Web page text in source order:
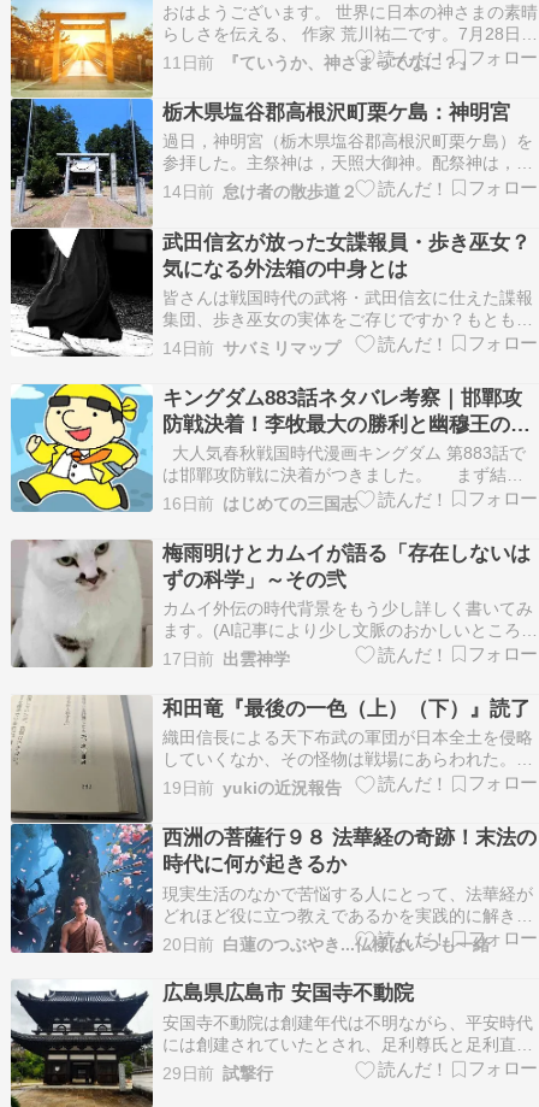
おはようございます。 世界に日本の神さまの素晴
らしさを伝える、 作家 荒川祐二です。7月28日ご
ろになると、全国各地で花火大会が開催され、本
格的な夏の訪れを感じる季節になります。 夜空い
っぱいに咲く大輪の花火は、人々の心を魅了し、
日本の夏を代表する風物詩として親しまれていま
す。…
11日前 『ていうか、神さまってなに？』
栃木県塩谷郡高根沢町栗ケ島：神明宮
過日，神明宮（栃木県塩谷郡高根沢町栗ケ島）を
参拝した。主祭神は，天照大御神。配祭神は，日
本武尊。粟ケ島の神明宮に関しては，高根沢町史
編さん委員会編『高根沢町史 民俗編』（平成15
年）の312～313頁，同編『高根沢町史 通史編
Ⅰ』（平成12年）の846～847頁に解説がある。
神…
14日前 怠け者の散歩道２
武田信玄が放った女諜報員・歩き巫女？
気になる外法箱の中身とは
皆さんは戦国時代の武将・武田信玄に仕えた諜報
集団、歩き巫女の実体をご存じですか？もともと
祈祷や託宣で生計を立てていた彼女らは、いかに
して武田信玄に道具として見出されていったので
しょうか。 今回はくノ一と巫女両方の性質を併
[…]
14日前 サバミリマップ
キングダム883話ネタバレ考察｜邯鄲攻
防戦決着！李牧最大の勝利と幽穆王の狂
気
大人気春秋戦国時代漫画キングダム 第883話で
は邯鄲攻防戦に決着がつきました。 まず結論
だけ知りたい人はこちら 李信や蒙恬は脱出でき
た一方で 渕 ... Copyright © 2026 はじめての三国
志 All Rights Reserved.
16日前 はじめての三国志
梅雨明けとカムイが語る「存在しないは
ずの科学」～その弐
カムイ外伝の時代背景をもう少し詳しく書いてみ
ます。(AI記事により少し文脈のおかしいところも
あります) 『カムイ外伝』（および本編である
『カムイ伝』）の物語の舞台となっているのは、
江戸時代の中期、およそ4代将軍・徳川家綱から5
代将軍・徳川綱吉の時代（17世紀後半、1660年
代〜…
17日前 出雲神学
和田竜『最後の一色（上）（下）』読了
織田信長による天下布武の軍団が日本全土を侵略
していくなか、その怪物は戦場にあらわれた。名
を丹後の守護大名、一色義員の嫡男・五郎と言っ
た。１７歳の青年は、父亡き後の圧倒的不利な状
況下で、凄惨な戦闘を繰り広げ、その場にいた全
ての人間を恐怖に陥れるー内容（「BOOK」デー
タベースより）…
19日前 yukiの近況報告
西洲の菩薩行９８ 法華経の奇跡！末法の
時代に何が起きるか
現実生活のなかで苦悩する人にとって、法華経が
どれほど役に立つ教えであるかを実践的に解き明
かしている経典です。あらためて法華経のもつ偉
大な力を認識していただき、共に学んでいければ
嬉しいです闘諍堅固時(とうじょうけんごのと
き）今の世の中の様子ですこうして２０００年が
過ぎ、釈尊の予言し…
20日前 白蓮のつぶやき...仏様はいつも一緒
広島県広島市 安国寺不動院
安国寺不動院は創建年代は不明ながら、平安時代
には創建されていたとされ、足利尊氏と足利直義
が諸国に設けて、戦没者の菩提を弔った安国寺と
もされます。安芸国守護武田家の菩提寺として栄
29日前 試撃行